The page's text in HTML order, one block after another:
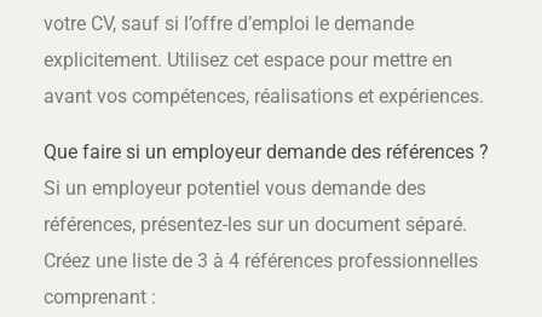
votre CV, sauf si l’offre d’emploi le demande
explicitement. Utilisez cet espace pour mettre en
avant vos compétences, réalisations et expériences.
Que faire si un employeur demande des références ?
Si un employeur potentiel vous demande des
références, présentez-les sur un document séparé.
Créez une liste de 3 à 4 références professionnelles
comprenant :